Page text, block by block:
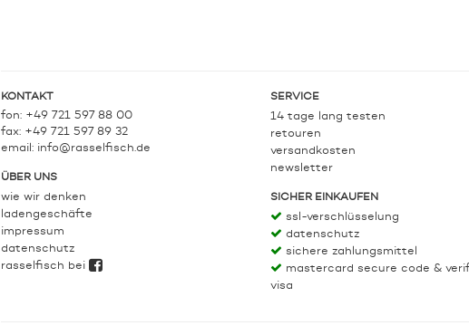
KONTAKT
fon: +49 721 597 88 00
fax: +49 721 597 89 32
email: info@rasselfisch.de
ÜBER UNS
wie wir denken
ladengeschäfte
impressum
datenschutz
rasselfisch bei
SERVICE
14 tage lang testen
retouren
versandkosten
newsletter
SICHER EINKAUFEN
ssl-verschlüsselung
datenschutz
sichere zahlungsmittel
mastercard secure code &
visa